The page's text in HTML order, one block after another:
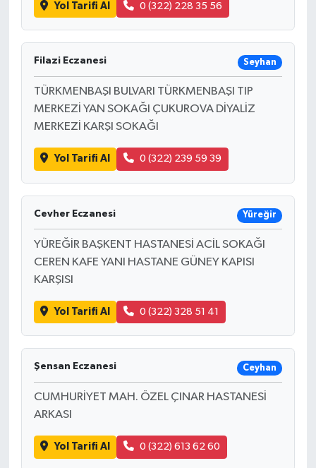
Yol Tarifi Al 0 (322) 228 35 56
Filazi Eczanesi Seyhan
TÜRKMENBAŞI BULVARI TÜRKMENBAŞI TIP
MERKEZİ YAN SOKAĞI ÇUKUROVA DİYALİZ
MERKEZİ KARŞI SOKAĞI
Yol Tarifi Al 0 (322) 239 59 39
Cevher Eczanesi Yüreğir
YÜREĞİR BAŞKENT HASTANESİ ACİL SOKAĞI
CEREN KAFE YANI HASTANE GÜNEY KAPISI
KARŞISI
Yol Tarifi Al 0 (322) 328 51 41
Şensan Eczanesi Ceyhan
CUMHURİYET MAH. ÖZEL ÇINAR HASTANESİ
ARKASI
Yol Tarifi Al 0 (322) 613 62 60